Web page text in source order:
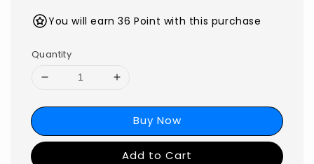
You will earn 36 Point with this purchase
Quantity
Buy Now
Add to Cart